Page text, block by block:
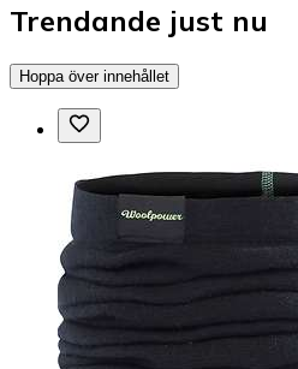
Trendande just nu
Hoppa över innehållet